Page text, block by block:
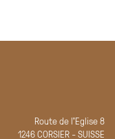
Route de l'Eglise 8
1246 CORSIER - SUISSE